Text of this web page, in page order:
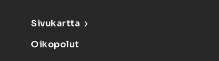
Sivukartta
Oikopolut